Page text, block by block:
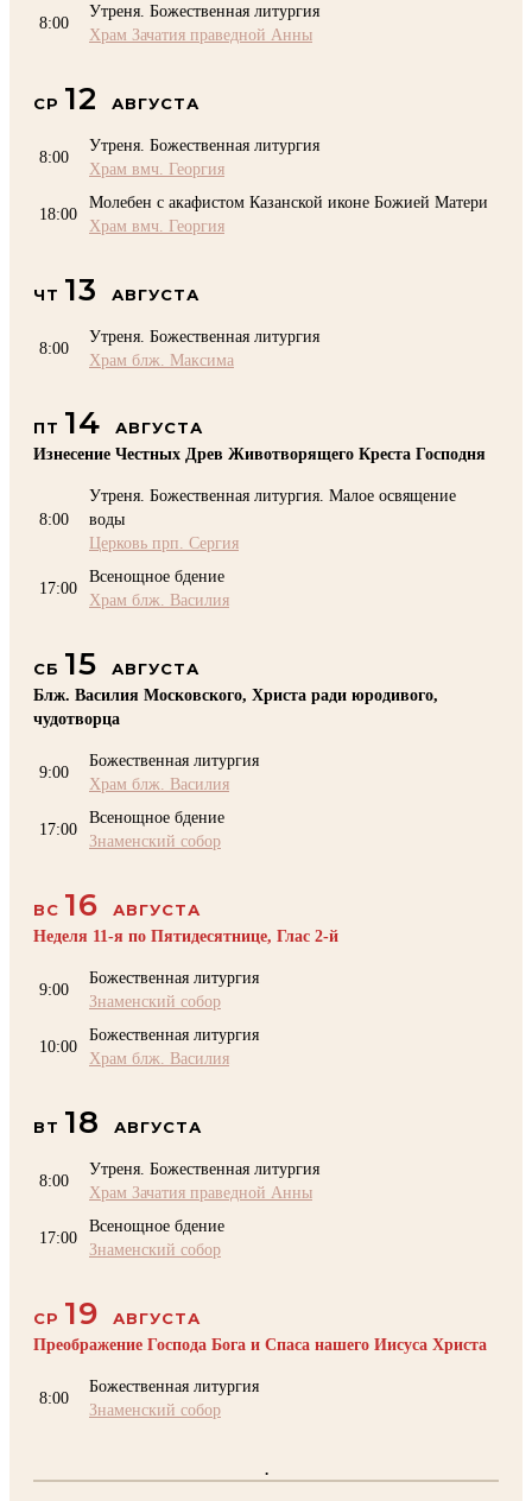
8:00
Утреня. Божественная литургия
Храм Зачатия праведной Анны
СР 12 АВГУСТА
8:00
Утреня. Божественная литургия
Храм вмч. Георгия
18:00
Молебен с акафистом Казанской иконе Божией Матери
Храм вмч. Георгия
ЧТ 13 АВГУСТА
8:00
Утреня. Божественная литургия
Храм блж. Максима
ПТ 14
АВГУСТА
Изнесение Честных Древ Животворящего Креста Господня
8:00
Утреня. Божественная литургия. Малое освящение
воды
Церковь прп. Сергия
17:00
Всенощное бдение
Храм блж. Василия
СБ 15
АВГУСТА
Блж. Василия Московского, Христа ради юродивого,
чудотворца
9:00
Божественная литургия
Храм блж. Василия
17:00
Всенощное бдение
Знаменский собор
ВС 16
АВГУСТА
Неделя 11-я по Пятидесятнице, Глас 2-й
9:00
Божественная литургия
Знаменский собор
10:00
Божественная литургия
Храм блж. Василия
ВТ 18 АВГУСТА
8:00
Утреня. Божественная литургия
Храм Зачатия праведной Анны
17:00
Всенощное бдение
Знаменский собор
СР 19
АВГУСТА
Преображение Господа Бога и Спаса нашего Иисуса Христа
8:00
Божественная литургия
Знаменский собор
.